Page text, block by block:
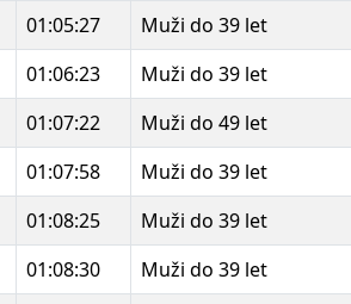
01:05:27 Muži do 39 let
01:06:23 Muži do 39 let
01:07:22 Muži do 49 let
01:07:58 Muži do 39 let
01:08:25 Muži do 39 let
01:08:30 Muži do 39 let